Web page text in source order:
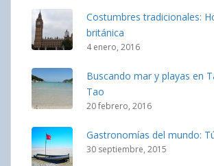
Costumbres tradicionales:
británica
4 enero, 2016
Buscando mar y playas en
Tao
20 febrero, 2016
Gastronomías del mundo:
30 septiembre, 2015